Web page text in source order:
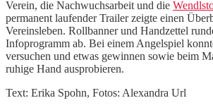
Verein, die Nachwuchsarbeit und die
permanent laufender Trailer zeigte einen
Vereinsleben. Rollbanner und Handzettel
Infoprogramm ab. Bei einem Angelspiel
versuchen und etwas gewinnen sowie beim
ruhige Hand ausprobieren.
Text: Erika Spohn, Fotos: Alexandra Url